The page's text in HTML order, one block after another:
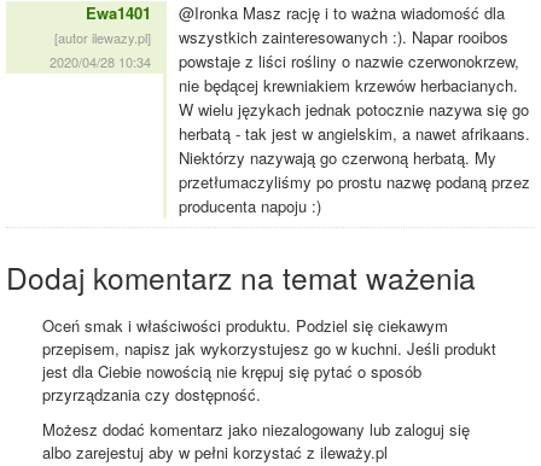
Ewa1401
[autor ilewazy.pl]
2020/04/28 10:34
@Ironka Masz rację i to ważna wiadomość dla
wszystkich zainteresowanych :). Napar rooibos
powstaje z liści rośliny o nazwie czerwonokrzew,
nie będącej krewniakiem krzewów herbacianych.
W wielu językach jednak potocznie nazywa się go
herbatą - tak jest w angielskim, a nawet afrikaans.
Niektórzy nazywają go czerwoną herbatą. My
przetłumaczyliśmy po prostu nazwę podaną przez
producenta napoju :)
Dodaj komentarz na temat ważenia
Oceń smak i właściwości produktu. Podziel się ciekawym
przepisem, napisz jak wykorzystujesz go w kuchni. Jeśli produkt
jest dla Ciebie nowością nie krępuj się pytać o sposób
przyrządzania czy dostępność.
Możesz dodać komentarz jako niezalogowany lub zaloguj się
albo zarejestuj aby w pełni korzystać z ileważy.pl